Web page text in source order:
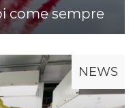
come sempre
NEWS